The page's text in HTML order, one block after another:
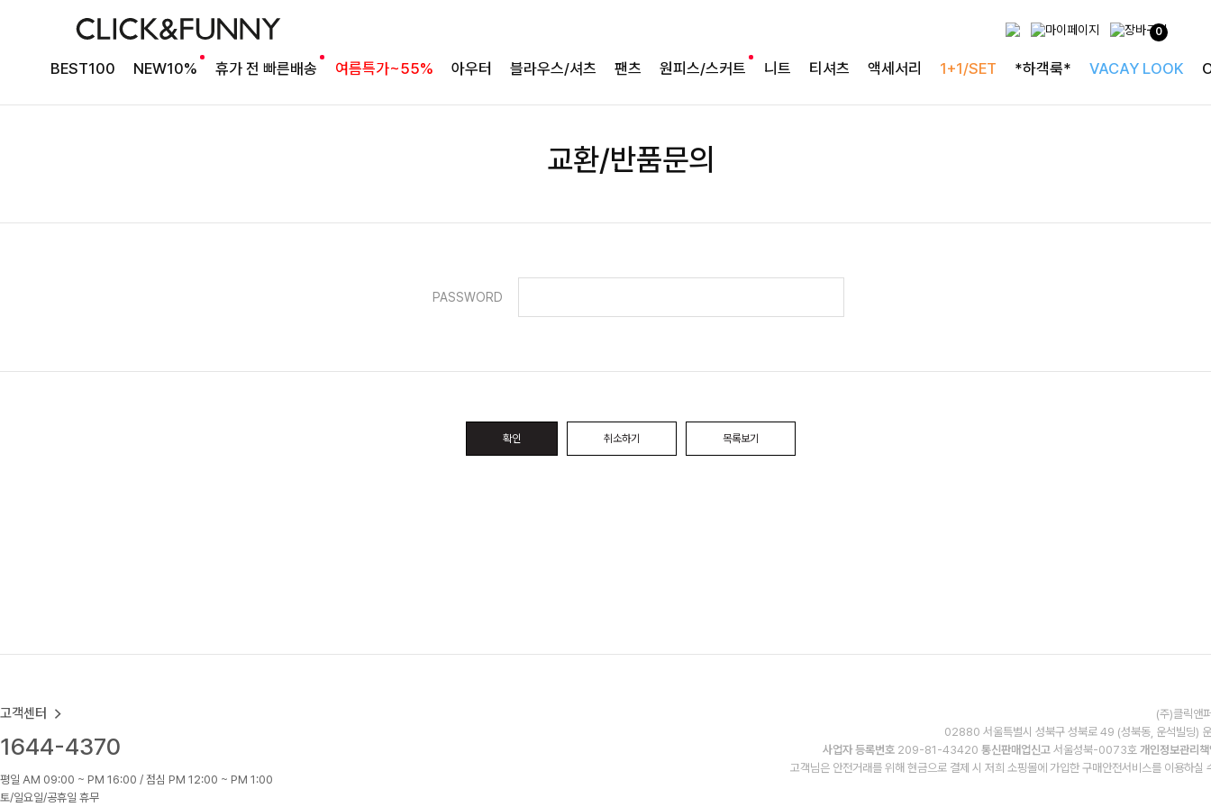
0
BEST100 NEW10% 휴가 전 빠른배송 여름특가~55% 아우터 블라우스/셔츠 팬츠 원피스/스커트 니트 티셔츠 액세서리 1+1/SET *하객룩* VACAY LOOK
교환/반품문의
PASSWORD
확인 취소하기 목록보기
고객센터
1644-4370
평일 AM 09:00 ~ PM 16:00 / 점심 PM 12:00 ~ PM 1:00
토/일요일/공휴일 휴무
(주)클릭앤
02880 서울특별시 성북구 성북로 49 (성북동, 운석빌딩)
사업자 등록번호 209-81-43420 통신판매업신고 서울성북-0073호 개인정보관리
고객님은 안전거래를 위해 현금으로 결제 시 저희 소핑몰에 가입한 구매안전서비스를 이용하실